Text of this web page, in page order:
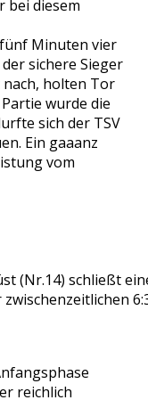
bei diesem
Minuten vier
sichere Sieger
nach, holten Tor
wurde die
sich der TSV
Ein gaaanz
vom
(Nr.14) schließt
reichlich